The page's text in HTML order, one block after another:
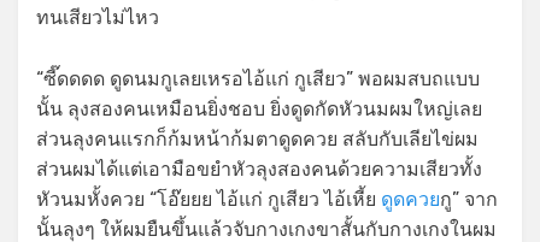
ทนเสียวไม่ไหว
“ซี๊ดดดด ดูดนมกูเลยเหรอไอ้แก่ กูเสียว” พอผมสบถแบบ
นั้น ลุงสองคนเหมือนยิ่งชอบ ยิ่งดูดกัดหัวนมผมใหญ่เลย
ส่วนลุงคนแรกก็ก้มหน้าก้มตาดูดควย สลับกับเลียไข่ผม
ส่วนผมได้แต่เอามือขยำหัวลุงสองคนด้วยความเสียวทั้ง
หัวนมหั้งควย “โอ๊ยยย ไอ้แก่ กูเสียว ไอ้เหี้ย ดูดควยกู” จาก
นั้นลุงๆ ให้ผมยืนขึ้นแล้วจับกางเกงขาสั้นกับกางเกงในผม